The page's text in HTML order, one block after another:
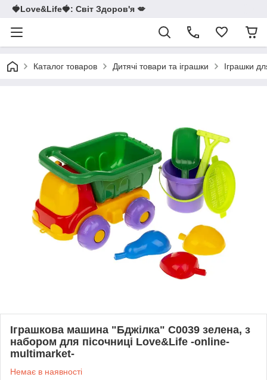
🍓Love&Life🍓: Світ Здоров'я 💋
Каталог товаров Дитячі товари та іграшки Іграшки
Іграшкова машина "Бджілка" C0039 зелена, з
набором для пісочниці Love&Life -online-
multimarket-
Немає в наявності